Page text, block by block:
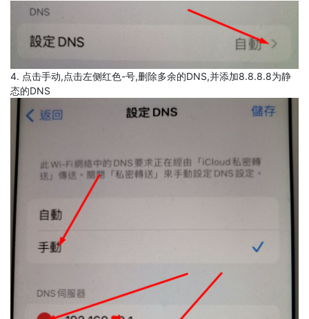
4. 点击手动,点击左侧红色-号,删除多余的DNS,并添加8.8.8.8为静
态的DNS